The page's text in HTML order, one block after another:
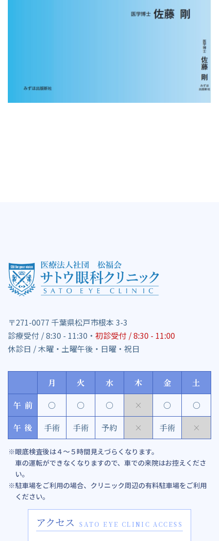
〒271-0077 千葉県松戸市根本 3-3
診療受付 / 8:30 - 11:30・ 初診受付 / 8:30 - 11:00
休診日 / 木曜・土曜午後・日曜・祝日
月 火 水 木 金
土
午前
○ ○ ○ × ○
○
午後
手術 手術 予約 × 手術 ×
眼底検査後は４～５時間見えづらくなります。
車の運転ができなくなりますので、車での来院はお控えくださ
い。
駐車場をご利用の場合、クリニック周辺の有料駐車場をご利用
ください。
アクセス SATO EYE CLINIC ACCESS